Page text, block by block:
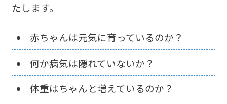
たします。
赤ちゃんは元気に育っているのか？
何か病気は隠れていないか？
体重はちゃんと増えているのか？